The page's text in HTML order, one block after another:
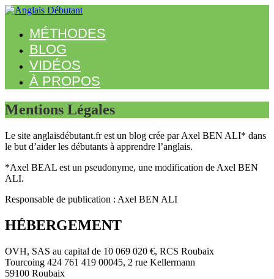
MÉTHODES
BLOG
VIDÉOS
À PROPOS
Mentions Légales
Le site anglaisdébutant.fr est un blog crée par Axel BEN ALI* dans
le but d’aider les débutants à apprendre l’anglais.
*Axel BEAL est un pseudonyme, une modification de Axel BEN
ALI.
Responsable de publication : Axel BEN ALI
HÉBERGEMENT
OVH, SAS au capital de 10 069 020 €, RCS Roubaix
Tourcoing 424 761 419 00045, 2 rue Kellermann
59100 Roubaix